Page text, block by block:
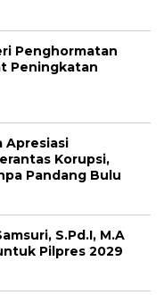
Penghormatan
Peningkatan
Apresiasi
Korupsi,
Pandang Bulu
S.Pd.I, M.A
Pilpres 2029